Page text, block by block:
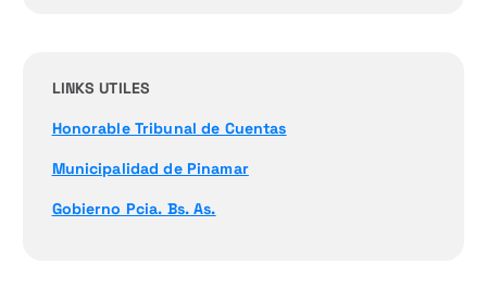
LINKS UTILES
Honorable Tribunal de Cuentas
Municipalidad de Pinamar
Gobierno Pcia. Bs. As.